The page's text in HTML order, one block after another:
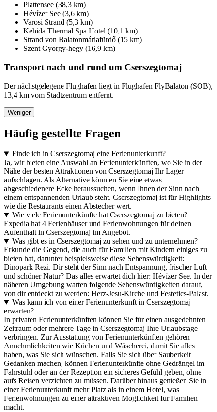
Plattensee (38,3 km)
Hévízer See (3,6 km)
Varosi Strand (5,3 km)
Kehida Thermal Spa Hotel (10,1 km)
Strand von Balatonmáriafürdő (15 km)
Szent Gyorgy-hegy (16,9 km)
Transport nach und rund um Cserszegtomaj
Der nächstgelegene Flughafen liegt in Flughafen FlyBalaton (SOB),
13,4 km vom Stadtzentrum entfernt.
Weniger
Häufig gestellte Fragen
Finde ich in Cserszegtomaj eine Ferienunterkunft?
Ja, wir bieten eine Auswahl an Ferienunterkünften, wo Sie in der
Nähe der besten Attraktionen von Cserszegtomaj Ihr Lager
aufschlagen. Als Alternative könnten Sie eine etwas
abgeschiedenere Ecke heraussuchen, wenn Ihnen der Sinn nach
einem entspannenden Urlaub steht. Cserszegtomaj ist für Highlights
wie die Restaurants einen Abstecher wert.
Wie viele Ferienunterkünfte hat Cserszegtomaj zu bieten?
Expedia hat 4 Ferienhäuser und Ferienwohnungen für deinen
Aufenthalt in Cserszegtomaj im Angebot.
Was gibt es in Cserszegtomaj zu sehen und zu unternehmen?
Erkunde die Gegend, die auch für Familien mit Kindern einiges zu
bieten hat, darunter beispielsweise diese Sehenswürdigkeit:
Dinopark Rezi. Dir steht der Sinn nach Entspannung, frischer Luft
und schöner Natur? Das alles erwartet dich hier: Hévízer See. In der
näheren Umgebung warten folgende Sehenswürdigkeiten darauf,
von dir entdeckt zu werden: Herz-Jesu-Kirche und Festetics-Palast.
Was kann ich von einer Ferienunterkunft in Cserszegtomaj
erwarten?
In privaten Ferienunterkünften können Sie für einen ausgedehnten
Zeitraum oder mehrere Tage in Cserszegtomaj Ihre Urlaubstage
verbringen. Zur Ausstattung von Ferienunterkünften gehören
Annehmlichkeiten wie Küchen und Wäscherei, damit Sie alles
haben, was Sie sich wünschen. Falls Sie sich über Sauberkeit
Gedanken machen, können Ferienunterkünfte ohne Gedrängel im
Fahrstuhl oder an der Rezeption ein sicheres Gefühl geben, ohne
aufs Reisen verzichten zu müssen. Darüber hinaus genießen Sie in
einer Ferienunterkunft mehr Platz als in einem Hotel, was
Ferienwohnungen zu einer attraktiven Möglichkeit für Familien
macht.